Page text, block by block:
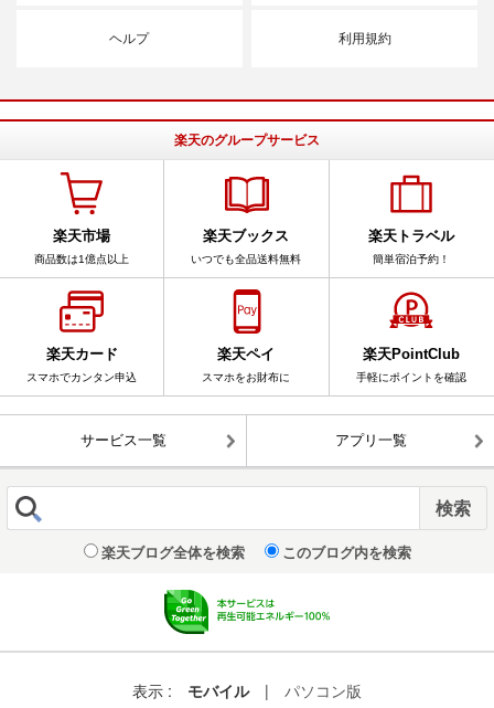
ヘルプ 利用規約
楽天のグループサービス
楽天市場
商品数は1億点以上
楽天ブックス
いつでも全品送料無料
楽天トラベル
簡単宿泊予約！
楽天カード
スマホでカンタン申込
楽天ペイ
スマホをお財布に
楽天PointClub
手軽にポイントを確認
サービス一覧 アプリ一覧
楽天ブログ全体を検索 このブログ内を検索
表示 : モバイル | パソコン版